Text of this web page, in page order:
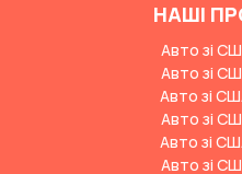
НАШІ
Авто зі
Авто зі
Авто зі
Авто зі
Авто зі
Авто зі